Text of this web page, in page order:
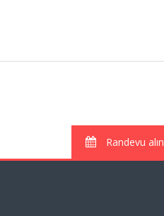
Randevu alın